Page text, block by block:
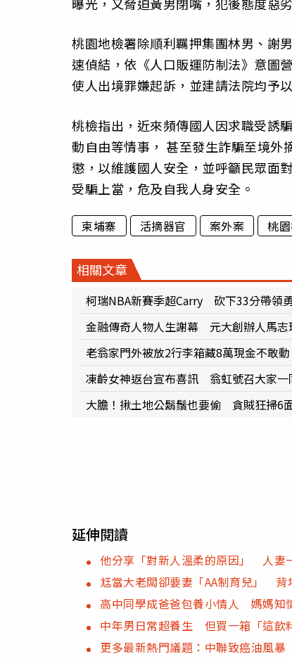
桃園地檢署除順利羈押集團林男、謝
速偵結，依《人口販運防制法》意圖
使人出境罪嫌起訴，並建請法院均予
桃檢指出，近來頻傳國人因求職受誘
動自由等情事， 甚至發生詐騙至境外
懲，以維護國人安全，並呼籲民眾面
受騙上當，危及自我人身安全。
柬埔寨 活摘器官 案外案 桃
相關文章
柯瑞NBA新賽季超Carry 砍下33分帶領
金融傳奇人物人生謝幕 元大創辦人馬志
老翁家門外被放2行李箱藏8萬現金不敢
凍齡女神返台宣布喜訊 翁虹號召大家一
大膽！揪土地公鬍鬚也要偷 貪賊狂掃6
延伸閱讀
他分享「對新人溫柔的原因」 人妻
尪當大老闆卻要妻「AA制育兒」
高中同學成爸爸包養小情人 媽媽知
中年男日常超養生 但買一箱「這飲
更多最新熱門議題：中聯致癌油風暴